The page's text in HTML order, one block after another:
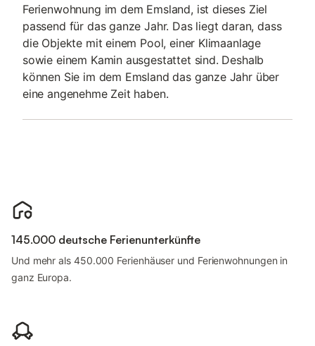
Ferienwohnung im dem Emsland, ist dieses Ziel
passend für das ganze Jahr. Das liegt daran, dass
die Objekte mit einem Pool, einer Klimaanlage
sowie einem Kamin ausgestattet sind. Deshalb
können Sie im dem Emsland das ganze Jahr über
eine angenehme Zeit haben.
145.000 deutsche Ferienunterkünfte
Und mehr als 450.000 Ferienhäuser und Ferienwohnungen in
ganz Europa.